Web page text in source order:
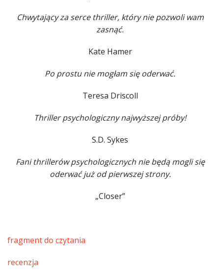
Chwytający za serce thriller, który nie pozwoli wam
zasnąć.
Kate Hamer
Po prostu nie mogłam się oderwać.
Teresa Driscoll
Thriller psychologiczny najwyższej próby!
S.D. Sykes
Fani thrillerów psychologicznych nie będą mogli się
oderwać już od pierwszej strony.
„Closer”
fragment do czytania
recenzja